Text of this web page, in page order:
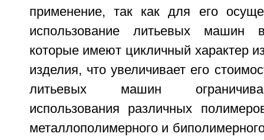
применение, так как для его
использование литьевых машин
которые имеют цикличный характер
изделия, что увеличивает его
литьевых машин
использования различных
металлополимерного и